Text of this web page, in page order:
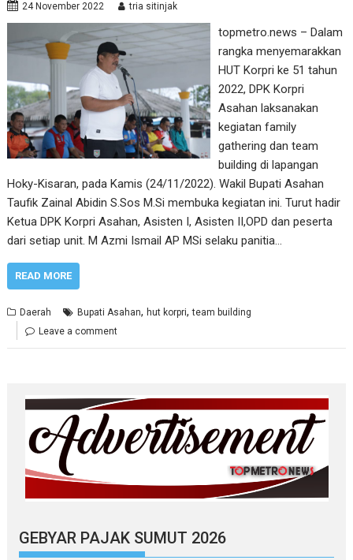
24 November 2022 tria sitinjak
topmetro.news – Dalam
rangka menyemarakkan
HUT Korpri ke 51 tahun
2022, DPK Korpri
Asahan laksanakan
kegiatan family
gathering dan team
building di lapangan
Hoky-Kisaran, pada Kamis (24/11/2022). Wakil Bupati Asahan
Taufik Zainal Abidin S.Sos M.Si membuka kegiatan ini. Turut hadir
Ketua DPK Korpri Asahan, Asisten I, Asisten II,OPD dan peserta
dari setiap unit. M Azmi Ismail AP MSi selaku panitia…
READ MORE
Daerah Bupati Asahan,hut korpri,team building
Leave a comment
GEBYAR PAJAK SUMUT 2026